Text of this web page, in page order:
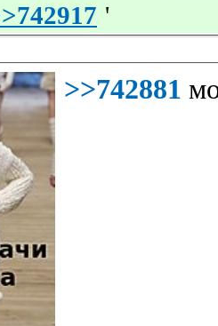
'
>>742881